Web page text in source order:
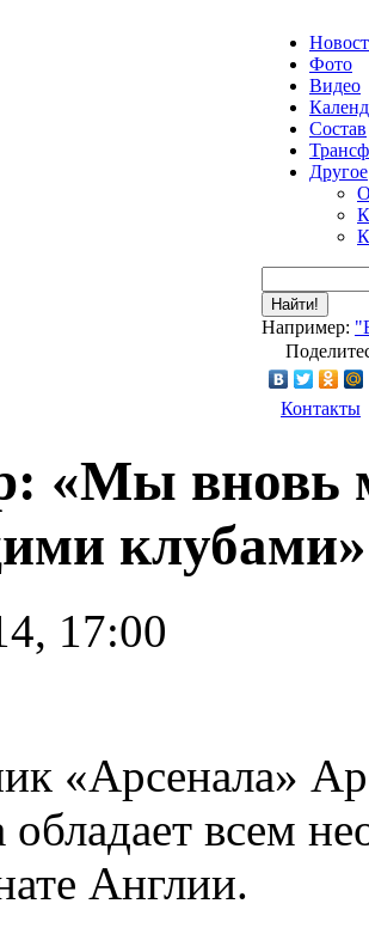
Фото
Видео
Состав
Другое
Найти!
Например:
Контакты
«Мы вновь
клубами»
17:00
«Арсенала»
обладает всем
Англии.